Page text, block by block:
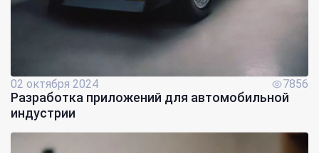
02 октября 2024 7856
Разработка приложений для автомобильной
индустрии